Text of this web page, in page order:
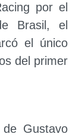
por el
Brasil, el
el único
del primer
Gustavo